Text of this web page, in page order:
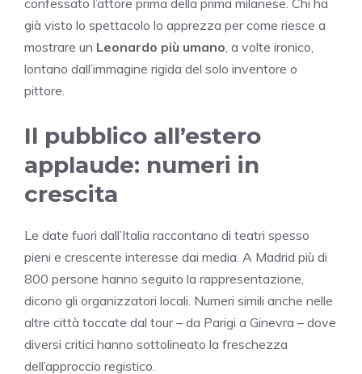
già visto lo spettacolo lo apprezza per come riesce a
mostrare un Leonardo più umano , a volte ironico,
lontano dall’immagine rigida del solo inventore o
pittore.
Il pubblico all’estero
applaude: numeri in
crescita
Le date fuori dall’Italia raccontano di teatri spesso
pieni e crescente interesse dai media. A Madrid più di
800 persone hanno seguito la rappresentazione,
dicono gli organizzatori locali. Numeri simili anche nelle
altre città toccate dal tour – da Parigi a Ginevra – dove
diversi critici hanno sottolineato la freschezza
dell’approccio registico.